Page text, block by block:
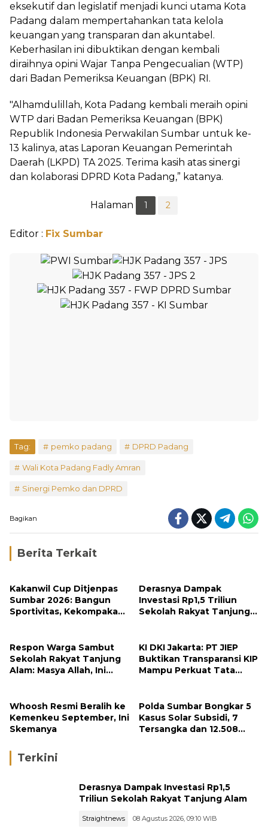
eksekutif dan legislatif menjadi kunci utama Kota
Padang dalam mempertahankan tata kelola
keuangan yang transparan dan akuntabel.
Keberhasilan ini dibuktikan dengan kembali
diraihnya opini Wajar Tanpa Pengecualian (WTP)
dari Badan Pemeriksa Keuangan (BPK) RI.
"Alhamdulillah, Kota Padang kembali meraih opini
WTP dari Badan Pemeriksa Keuangan (BPK)
Republik Indonesia Perwakilan Sumbar untuk ke-
13 kalinya, atas Laporan Keuangan Pemerintah
Daerah (LKPD) TA 2025. Terima kasih atas sinergi
dan kolaborasi DPRD Kota Padang,” katanya.
Halaman 1 2
Editor : Fix Sumbar
Tag: pemko padang DPRD Padang
Wali Kota Padang Fadly Amran
Sinergi Pemko dan DPRD
Bagikan
Berita Terkait
Kakanwil Cup Ditjenpas
Sumbar 2026: Bangun
Sportivitas, Kekompakan
Derasnya Dampak
Investasi Rp1,5 Triliun
Sekolah Rakyat Tanjung
Respon Warga Sambut
Sekolah Rakyat Tanjung
Alam: Masya Allah, Ini
KI DKI Jakarta: PT JIEP
Buktikan Transparansi KIP
Mampu Perkuat Tata
Whoosh Resmi Beralih ke
Kemenkeu September, Ini
Skemanya
Polda Sumbar Bongkar 5
Kasus Solar Subsidi, 7
Tersangka dan 12.508
Terkini
Derasnya Dampak Investasi Rp1,5
Triliun Sekolah Rakyat Tanjung Alam
Straightnews 08 Agustus 2026, 09:10 WIB